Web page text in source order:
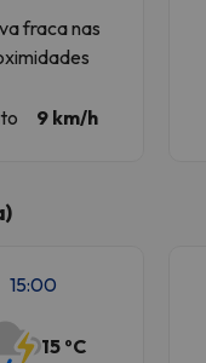
fraca nas
9 km/h
15:00
15 ºC